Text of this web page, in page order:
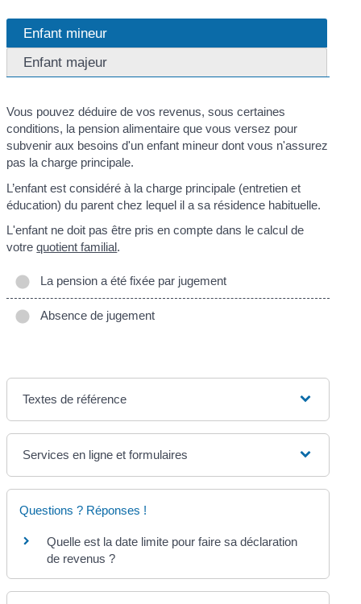
Enfant mineur
Enfant majeur
Vous pouvez déduire de vos revenus, sous certaines
conditions, la pension alimentaire que vous versez pour
subvenir aux besoins d'un enfant mineur dont vous n'assurez
pas la charge principale.
L’enfant est considéré à la charge principale (entretien et
éducation) du parent chez lequel il a sa résidence habituelle.
L'enfant ne doit pas être pris en compte dans le calcul de
votrequotient familial.
La pension a été fixée par jugement
Absence de jugement
Textes de référence
Services en ligne et formulaires
Questions ? Réponses !
Quelle est la date limite pour faire sa déclaration
de revenus ?